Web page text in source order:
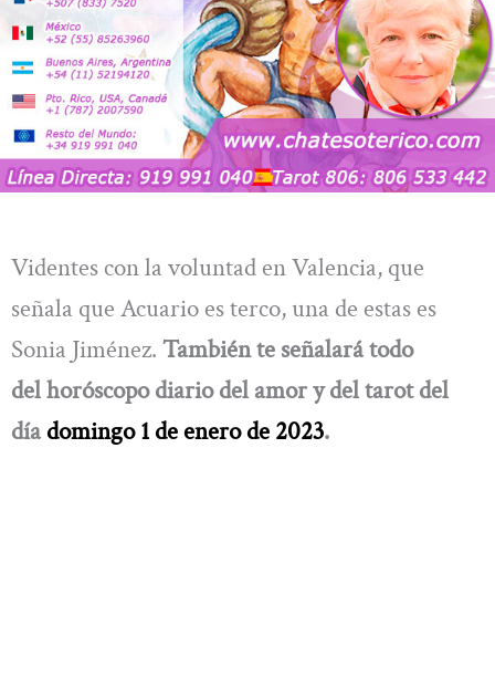
Videntes con la voluntad en Valencia, que
señala que Acuario es terco, una de estas es
Sonia Jiménez. También te señalará todo
delhoróscopo diario del amor y del tarot del
díadomingo 1 de enero de 2023.